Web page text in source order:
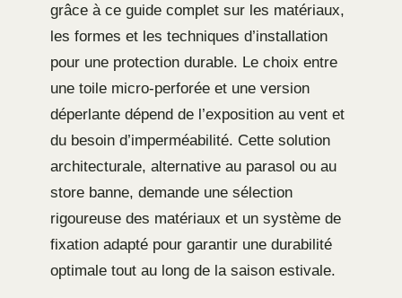
grâce à ce guide complet sur les matériaux,
les formes et les techniques d’installation
pour une protection durable. Le choix entre
une toile micro-perforée et une version
déperlante dépend de l’exposition au vent et
du besoin d’imperméabilité. Cette solution
architecturale, alternative au parasol ou au
store banne, demande une sélection
rigoureuse des matériaux et un système de
fixation adapté pour garantir une durabilité
optimale tout au long de la saison estivale.